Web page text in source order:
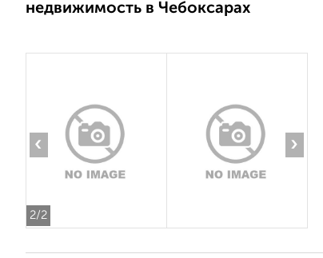
недвижимость в Чебоксарах
2/2
‹ ›